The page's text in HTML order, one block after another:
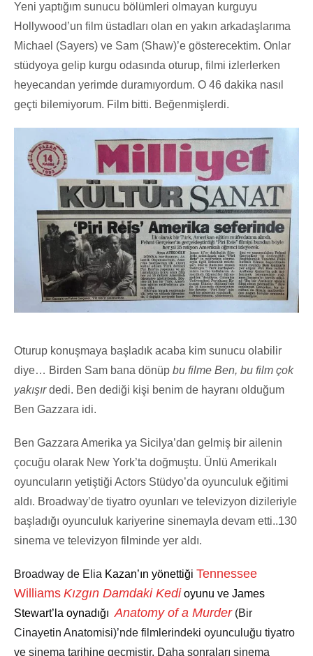
Yeni yaptığım sunucu bölümleri olmayan kurguyu
Hollywood’un film üstadları olan en yakın arkadaşlarıma
Michael (Sayers) ve Sam (Shaw)’e gösterecektim. Onlar
stüdyoya gelip kurgu odasında oturup, filmi izlerlerken
heyecandan yerimde duramıyordum. O 46 dakika nasıl
geçti bilemiyorum. Film bitti. Beğenmişlerdi.
Oturup konuşmaya başladık acaba kim sunucu olabilir
diye… Birden Sam bana dönüp bu filme Ben, bu film çok
yakışırdedi. Ben dediği kişi benim de hayranı olduğum
Ben Gazzara idi.
Ben Gazzara Amerika ya Sicilya’dan gelmiş bir ailenin
çocuğu olarak New York’ta doğmuştu. Ünlü Amerikalı
oyuncuların yetiştiği Actors Stüdyo’da oyunculuk eğitimi
aldı. Broadway’de tiyatro oyunları ve televizyon dizileriyle
başladığı oyunculuk kariyerine sinemayla devam etti..130
sinema ve televizyon filminde yer aldı.
Broadway de Elia Kazan’ın yönettiği Tennessee
Williams Kızgın Damdaki Kedi oyunu ve James
Stewart’la oynadığı Anatomy of a Murder(Bir
Cinayetin Anatomisi)’nde filmlerindeki oyunculuğu tiyatro
ve sinema tarihine geçmiştir. Daha sonraları sinema